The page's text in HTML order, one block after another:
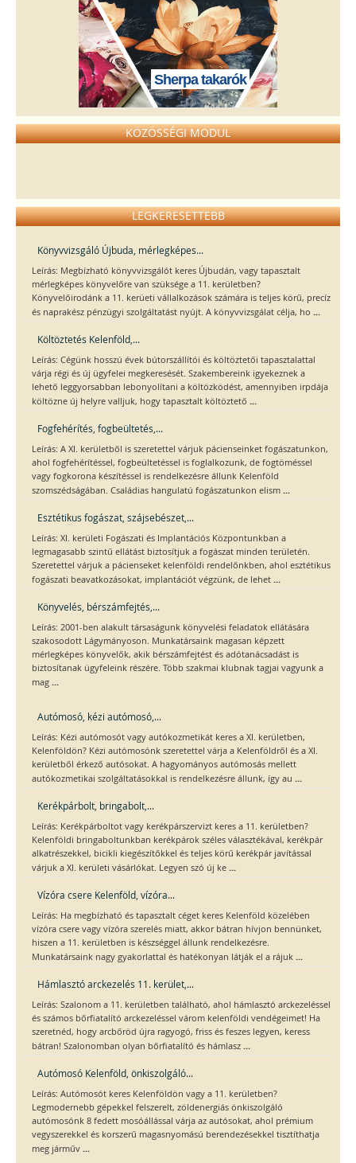
Sherpa takarók
KÖZÖSSÉGI MODUL
LEGKERESETTEBB
Könyvvizsgáló Újbuda, mérlegképes...
Leírás: Megbízható könyvvizsgálót keres Újbudán, vagy tapasztalt
mérlegképes könyvelőre van szüksége a 11. kerületben?
Könyvelőirodánk a 11. kerüeti vállalkozások számára is teljes körű, precíz
és naprakész pénzügyi szolgáltatást nyújt. A könyvvizsgálat célja, ho ...
Költöztetés Kelenföld,...
Leírás: Cégünk hosszú évek bútorszállítói és költöztetői tapasztalattal
várja régi és új ügyfelei megkeresését. Szakembereink igyekeznek a
lehető leggyorsabban lebonyolítani a költözködést, amennyiben irpdája
költözne új helyre valljuk, hogy tapasztalt költöztető ...
Fogfehérítés, fogbeültetés,...
Leírás: A XI. kerületből is szeretettel várjuk pácienseinket fogászatunkon,
ahol fogfehérítéssel, fogbeültetéssel is foglalkozunk, de fogtöméssel
vagy fogkorona készítéssel is rendelkezésre állunk Kelenföld
szomszédságában. Családias hangulatú fogászatunkon elism ...
Esztétikus fogászat, szájsebészet,...
Leírás: XI. kerületi Fogászati és Implantációs Központunkban a
legmagasabb szintű ellátást biztosítjuk a fogászat minden területén.
Szeretettel várjuk a pácienseket kelenföldi rendelőnkben, ahol esztétikus
fogászati beavatkozásokat, implantációt végzünk, de lehet ...
Könyvelés, bérszámfejtés,...
Leírás: 2001-ben alakult társaságunk könyvelési feladatok ellátására
szakosodott Lágymányoson. Munkatársaink magasan képzett
mérlegképes könyvelők, akik bérszámfejtést és adótanácsadást is
biztosítanak ügyfeleink részére. Több szakmai klubnak tagjai vagyunk a
mag ...
Autómosó, kézi autómosó,...
Leírás: Kézi autómosót vagy autókozmetikát keres a XI. kerületben,
Kelenföldön? Kézi autómosónk szeretettel várja a Kelenföldről és a XI.
kerületből érkező autósokat. A hagyományos autómosás mellett
autókozmetikai szolgáltatásokkal is rendelkezésre állunk, így au ...
Kerékpárbolt, bringabolt,...
Leírás: Kerékpárboltot vagy kerékpárszervizt keres a 11. kerületben?
Kelenföldi bringaboltunkban kerékpárok széles választékával, kerékpár
alkatrészekkel, bicikli kiegészítőkkel és teljes körű kerékpár javítással
várjuk a XI. kerületi vásárlókat. Legyen szó új ke ...
Vízóra csere Kelenföld, vízóra...
Leírás: Ha megbízható és tapasztalt céget keres Kelenföld közelében
vízóra csere vagy vízóra szerelés miatt, akkor bátran hívjon bennünket,
hiszen a 11. kerületben is készséggel állunk rendelkezésre.
Munkatársaink nagy gyakorlattal és hatékonyan látják el a rájuk ...
Hámlasztó arckezelés 11. kerület,...
Leírás: Szalonom a 11. kerületben található, ahol hámlasztó arckezeléssel
és számos bőrfiatalító arckezeléssel várom kelenföldi vendégeimet! Ha
szeretnéd, hogy arcbőröd újra ragyogó, friss és feszes legyen, keress
bátran! Szalonomban olyan bőrfiatalító és hámlasz ...
Autómosó Kelenföld, önkiszolgáló...
Leírás: Autómosót keres Kelenföldön vagy a 11. kerületben?
Legmodernebb gépekkel felszerelt, zöldenergiás önkiszolgáló
autómosónk 8 fedett mosóállással várja az autósokat, ahol prémium
vegyszerekkel és korszerű magasnyomású berendezésekkel tisztíthatja
meg járműv ...